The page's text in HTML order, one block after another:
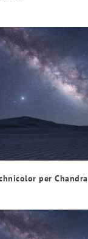
per Chandra